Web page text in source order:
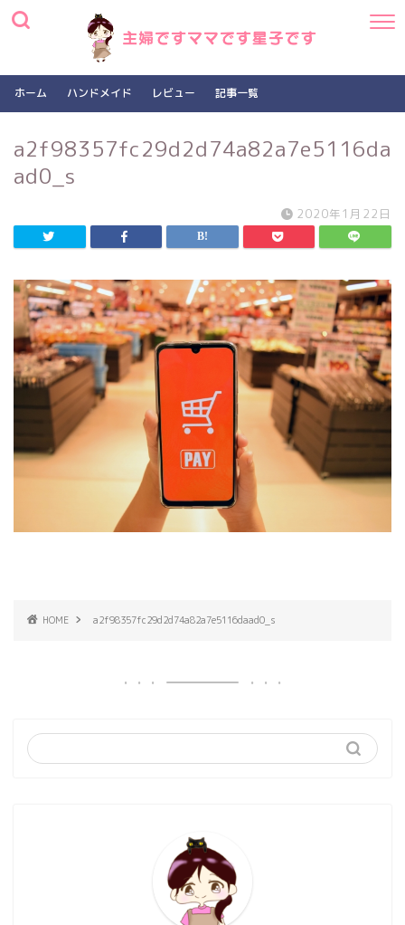
ホーム ハンドメイド レビュー 記事一覧
a2f98357fc29d2d74a82a7e5116da
ad0_s
2020年1月22日
HOME a2f98357fc29d2d74a82a7e5116daad0_s